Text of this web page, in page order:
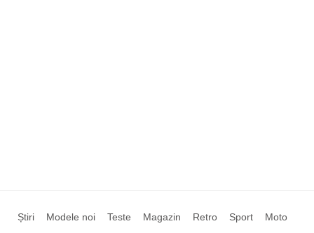
Știri Modele noi Teste Magazin Retro Sport Moto